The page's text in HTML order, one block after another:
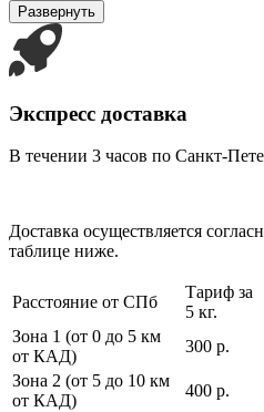
Развернуть
Экспресс доставка
В течении 3 часов по Санкт-
Доставка осуществляется
таблице ниже.
Расстояние от СПб
Тариф за
5 кг.
Зона 1 (от 0 до 5 км
от КАД)
300 р.
Зона 2 (от 5 до 10 км
от КАД)
400 р.